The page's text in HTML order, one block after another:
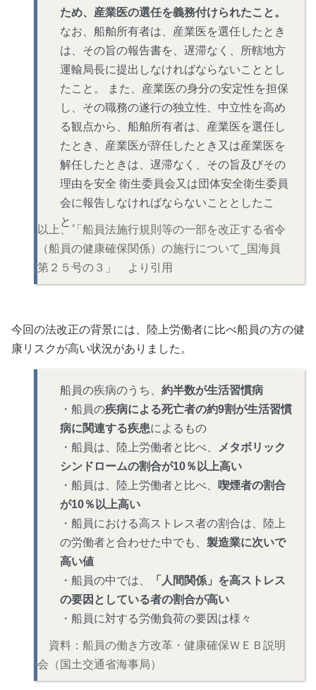
ため、産業医の選任を義務付けられたこと。
なお、船舶所有者は、産業医を選任したとき
は、その旨の報告書を、遅滞なく、所轄地方
運輸局長に提出しなければならないこととし
たこと。 また、産業医の身分の安定性を担保
し、その職務の遂行の独立性、中立性を高め
る観点から、船舶所有者は、産業医を選任し
たとき、産業医が辞任したとき又は産業医を
解任したときは、遅滞なく、その旨及びその
理由を安全 衛生委員会又は団体安全衛生委員
会に報告しなければならないこととしたこ
と。
以上、「船員法施行規則等の一部を改正する省令
（船員の健康確保関係）の施行について_国海員
第２５号の３」 より引用
今回の法改正の背景には、陸上労働者に比べ船員の方の健
康リスクが高い状況がありました。
船員の疾病のうち、 約半数が生活習慣病
・船員の疾病による死亡者の約9割が生活習慣
病に関連する疾患によるもの
・船員は、陸上労働者と比べ、
メタボリック
シンドロームの割合が10％以上高い
・船員は、陸上労働者と比べ、
喫煙者の割合
が10％以上高い
・船員における高ストレス者の割合は、陸上
の労働者と合わせた中でも、 製造業に次いで
高い値
・船員の中では、
「人間関係」を高ストレス
の要因としている者の割合が高い
・船員に対する労働負荷の要因は様々
資料：船員の働き方改革・健康確保ＷＥＢ説明
会（国土交通省海事局）